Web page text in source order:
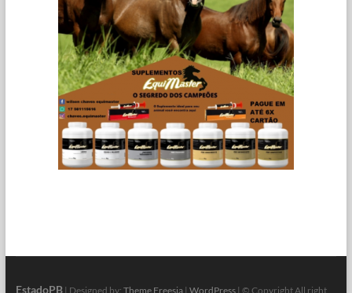
EstadoPB| Designed by: Theme Freesia| WordPress| © Copyright All right